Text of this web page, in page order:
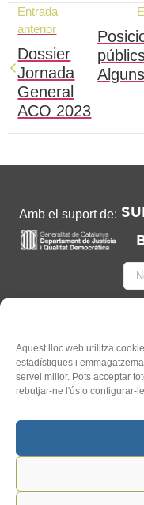
Aquest lloc web utilitza
estadístiques i
servei millor. Pots acceptar
rebutjar-ne l'ús o configurar-
Entrada
anterior
Dossier
Jornada
General
ACO 2023
Amb el suport de:
l'